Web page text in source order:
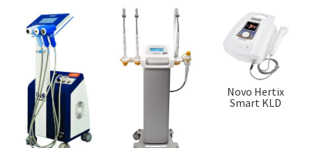
Novo Hertix
Smart KLD